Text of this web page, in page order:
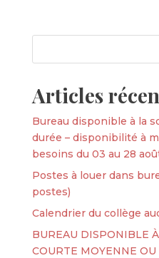
Articles
Bureau disponible à la
durée – disponibilité à
besoins du 03 au 28
Postes à louer dans
postes)
Calendrier du collège
BUREAU DISPONIBLE
COURTE MOYENNE